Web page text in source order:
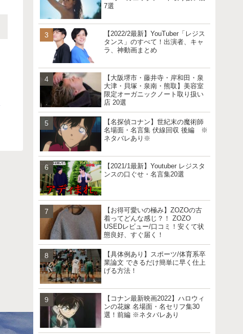
7選
【2022/2最新】YouTuber「レジス
タンス」のすべて！出演者、キャ
ラ、神動画まとめ
【大阪堺市・藤井寺・岸和田・泉
大津・貝塚・泉南・熊取】美容室
限定オーガニックノート取り扱い
店 20選
【名探偵コナン】世紀末の魔術師
名場面・名言集 伏線回収 後編 ※
ネタバレあり※
【2021/1最新】Youtuber レジスタ
ンスの口ぐせ・名言集20選
【お得可愛いの極み】ZOZOの古
着ってどんな感じ？！ ZOZO
USEDレビュー/口コミ！安くて状
態良好、すぐ届く！
【具体例あり】スポーツ/体育系卒
業論文 できるだけ簡単に早く仕上
げる方法！
【コナン最新映画2022】ハロウィ
ンの花嫁 名場面・名セリフ集30
選！前編 ※ネタバレあり